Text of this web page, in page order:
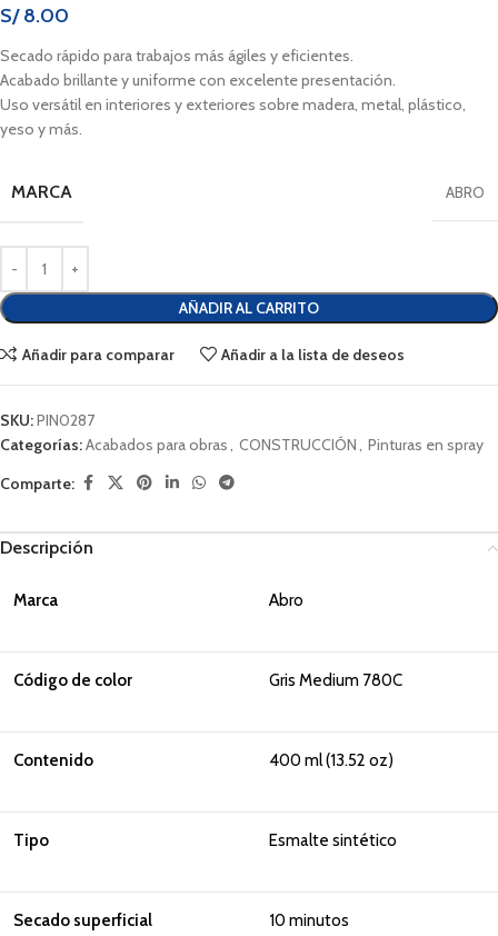
S/8.00
Secado rápido para trabajos más ágiles y eficientes.
Acabado brillante y uniforme con excelente presentación.
Uso versátil en interiores y exteriores sobre madera, metal, plástico,
yeso y más.
MARCA ABRO
AÑADIR AL CARRITO
Añadir para comparar Añadir a la lista de deseos
SKU:PIN0287
Categorías:Acabados para obras, CONSTRUCCIÓN, Pinturas en spray
Comparte:
Descripción
Marca Abro
Código de color Gris Medium 780C
Contenido 400 ml (13.52 oz)
Tipo Esmalte sintético
Secado superficial 10 minutos